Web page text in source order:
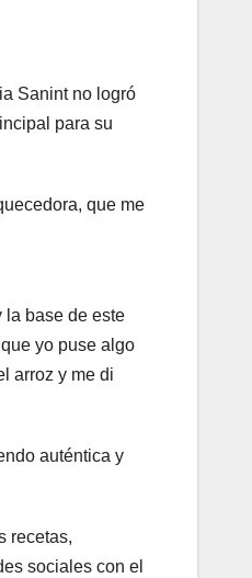
Sanint no logró
para su
que me
la base de este
yo puse algo
arroz y me di
auténtica y
recetas,
sociales con el